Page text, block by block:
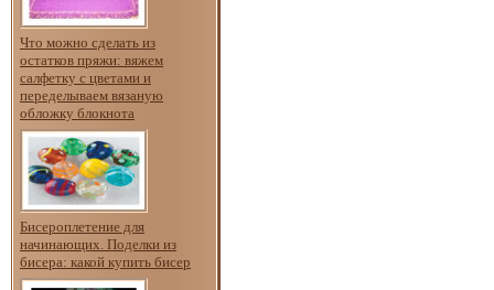
Что можно сделать из
остатков пряжи: вяжем
салфетку с цветами и
переделываем вязаную
обложку блокнота
Бисероплетение для
начинающих. Поделки из
бисера: какой купить бисер